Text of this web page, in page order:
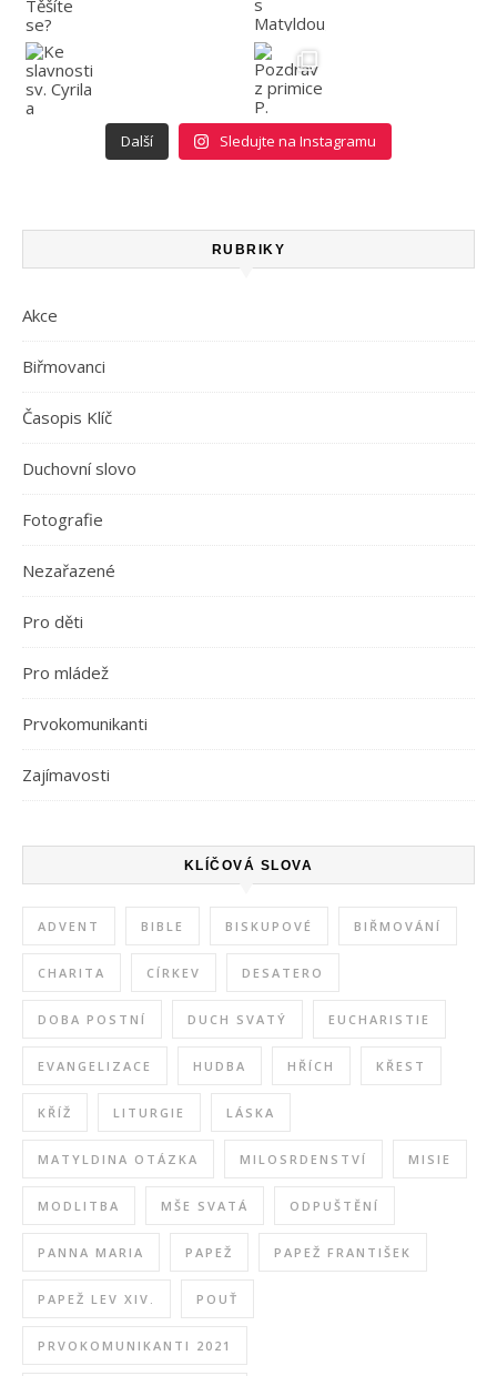
Další Sledujte na Instagramu
RUBRIKY
Akce
Biřmovanci
Časopis Klíč
Duchovní slovo
Fotografie
Nezařazené
Pro děti
Pro mládež
Prvokomunikanti
Zajímavosti
KLÍČOVÁ SLOVA
ADVENT BIBLE BISKUPOVÉ BIŘMOVÁNÍ
CHARITA CÍRKEV DESATERO
DOBA POSTNÍ DUCH SVATÝ EUCHARISTIE
EVANGELIZACE HUDBA HŘÍCH KŘEST
KŘÍŽ LITURGIE LÁSKA
MATYLDINA OTÁZKA MILOSRDENSTVÍ MISIE
MODLITBA MŠE SVATÁ ODPUŠTĚNÍ
PANNA MARIA PAPEŽ PAPEŽ FRANTIŠEK
PAPEŽ LEV XIV. POUŤ
PRVOKOMUNIKANTI 2021